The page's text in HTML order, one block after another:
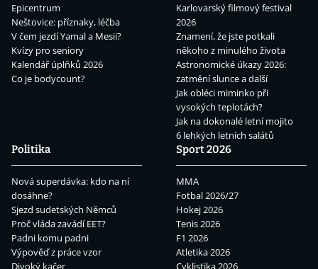
Epicentrum
Neštovice: příznaky, léčba
V čem jezdí Yamal a Mesii?
Kvízy pro seniory
Kalendář úplňků 2026
Co je bodycount?
Karlovarský filmový festival
2026
Znamení, že jste potkali
někoho z minulého života
Astronomické úkazy 2026:
zatmění slunce a další
Jak obléci miminko při
vysokých teplotách?
Jak na dokonalé letní mojito
6 lehkých letních salátů
Politika
Nová superdávka: kdo na ní
dosáhne?
Sjezd sudetských Němců
Proč vláda zavádí EET?
Padni komu padni
Výpověď z práce vzor
Divoký kačer
Sport 2026
MMA
Fotbal 2026/27
Hokej 2026
Tenis 2026
F1 2026
Atletika 2026
Cyklistika 2026